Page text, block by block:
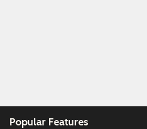
Popular Features